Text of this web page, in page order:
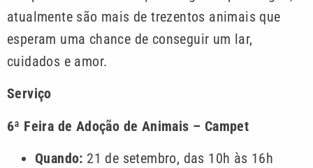
atualmente são mais de trezentos animais que
esperam uma chance de conseguir um lar,
cuidados e amor.
Serviço
6ª Feira de Adoção de Animais – Campet
Quando: 21 de setembro, das 10h às 16h